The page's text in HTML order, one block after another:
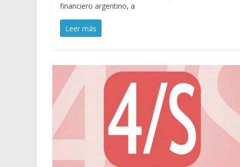
financiero argentino, a
Leer más